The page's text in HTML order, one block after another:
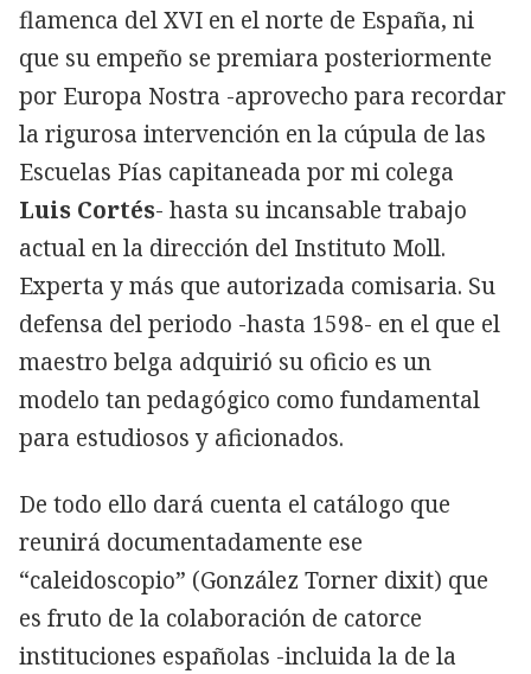
flamenca del XVI en el norte de España, ni
que su empeño se premiara posteriormente
por Europa Nostra -aprovecho para recordar
la rigurosa intervención en la cúpula de las
Escuelas Pías capitaneada por mi colega
Luis Cortés- hasta su incansable trabajo
actual en la dirección del Instituto Moll.
Experta y más que autorizada comisaria. Su
defensa del periodo -hasta 1598- en el que el
maestro belga adquirió su oficio es un
modelo tan pedagógico como fundamental
para estudiosos y aficionados.
De todo ello dará cuenta el catálogo que
reunirá documentadamente ese
“caleidoscopio” (González Torner dixit) que
es fruto de la colaboración de catorce
instituciones españolas -incluida la de la